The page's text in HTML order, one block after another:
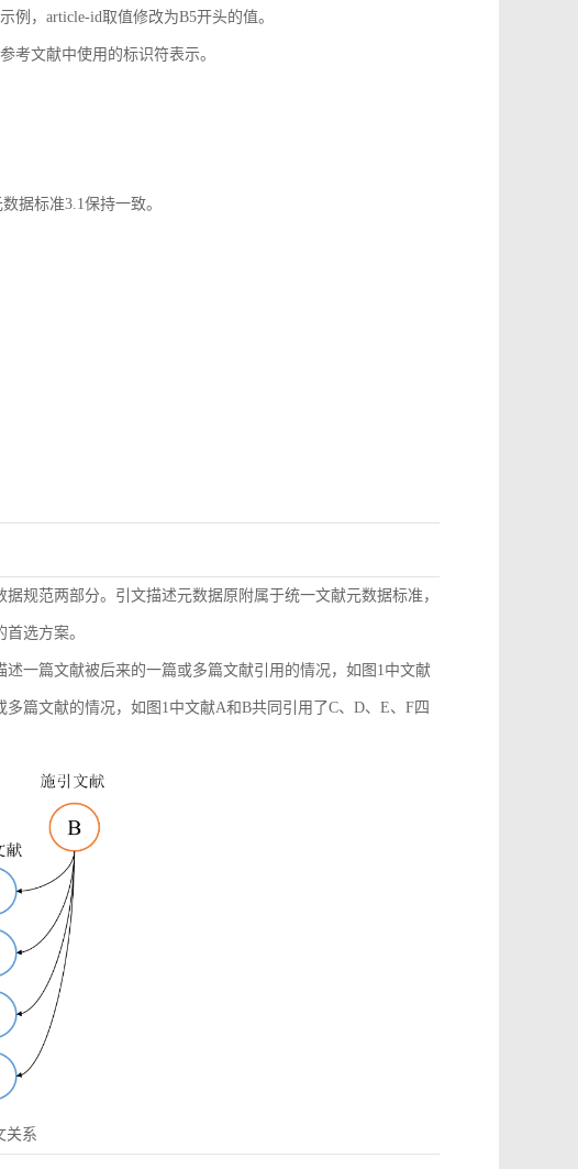
例，article-id取值修改为B5开头的值。
考文献中使用的标识符表示。
据标准3.1保持一致。
规范两部分。引文描述元数据原附属于统一文献元数据标准，
选方案。
一篇文献被后来的一篇或多篇文献引用的情况，如图1中文献
篇文献的情况，如图1中文献A和B共同引用了C、D、E、F四
关系